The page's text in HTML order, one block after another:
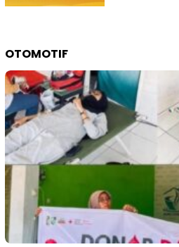
OTOMOTIF